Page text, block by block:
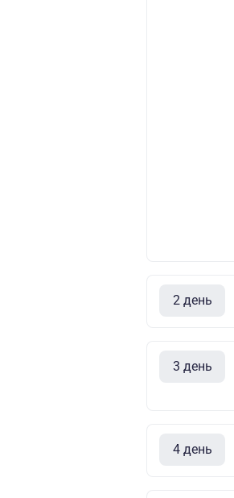
2 день
3 день
4 день